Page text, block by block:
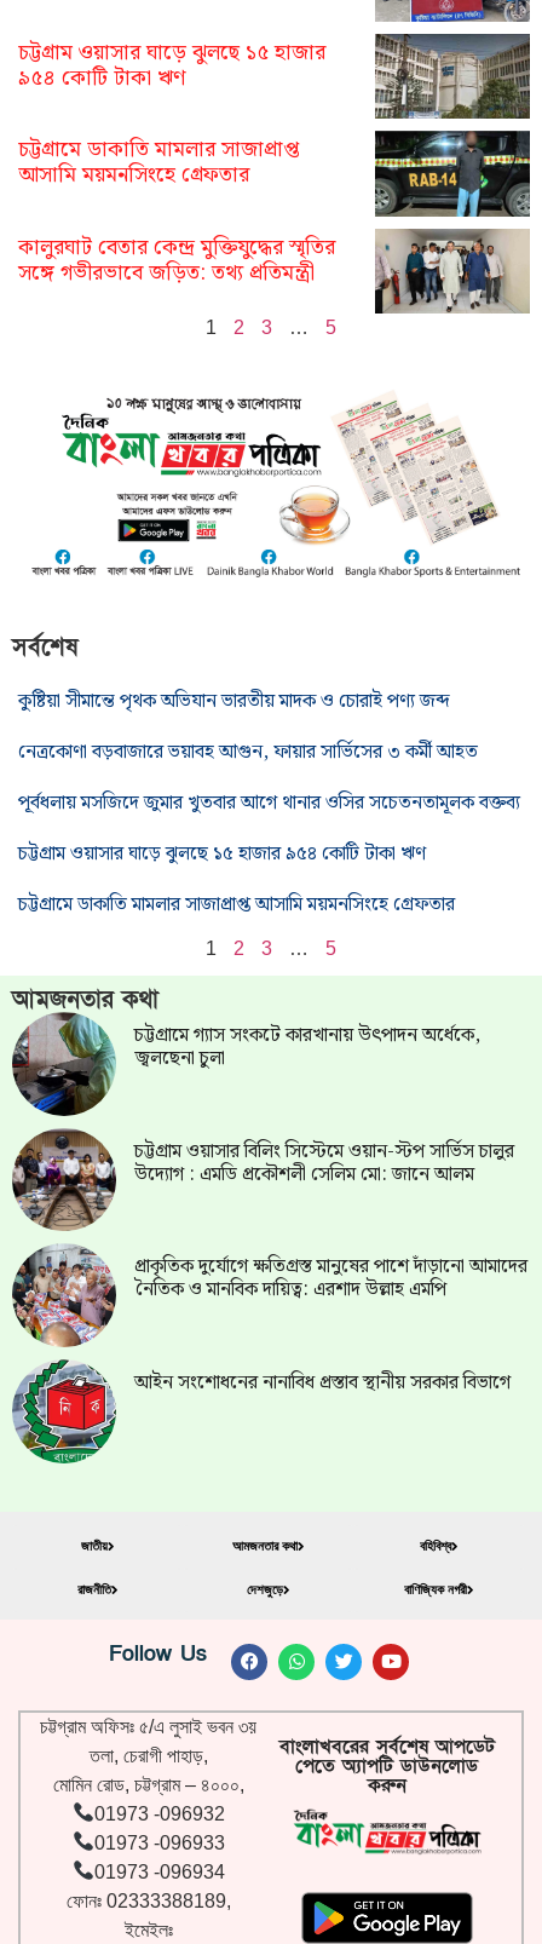
চট্টগ্রাম ওয়াসার ঘাড়ে ঝুলছে ১৫ হাজার
৯৫৪ কোটি টাকা ঋণ
চট্টগ্রামে ডাকাতি মামলার সাজাপ্রাপ্ত
আসামি ময়মনসিংহে গ্রেফতার
কালুরঘাট বেতার কেন্দ্র মুক্তিযুদ্ধের স্মৃতির
সঙ্গে গভীরভাবে জড়িত: তথ্য প্রতিমন্ত্রী
1 2 3 … 5
সর্বশেষ
কুষ্টিয়া সীমান্তে পৃথক অভিযান ভারতীয় মাদক ও চোরাই পণ্য জব্দ
নেত্রকোণা বড়বাজারে ভয়াবহ আগুন, ফায়ার সার্ভিসের ৩ কর্মী আহত
পূর্বধলায় মসজিদে জুমার খুতবার আগে থানার ওসির সচেতনতামূলক বক্তব্য
চট্টগ্রাম ওয়াসার ঘাড়ে ঝুলছে ১৫ হাজার ৯৫৪ কোটি টাকা ঋণ
চট্টগ্রামে ডাকাতি মামলার সাজাপ্রাপ্ত আসামি ময়মনসিংহে গ্রেফতার
1 2 3 … 5
আমজনতার কথা
চট্টগ্রামে গ্যাস সংকটে কারখানায় উৎপাদন অর্ধেকে,
জ্বলছেনা চুলা
চট্টগ্রাম ওয়াসার বিলিং সিস্টেমে ওয়ান-স্টপ সার্ভিস চালুর
উদ্যোগ : এমডি প্রকৌশলী সেলিম মো: জানে আলম
প্রাকৃতিক দুর্যোগে ক্ষতিগ্রস্ত মানুষের পাশে দাঁড়ানো আমাদের
নৈতিক ও মানবিক দায়িত্ব: এরশাদ উল্লাহ এমপি
আইন সংশোধনের নানাবিধ প্রস্তাব স্থানীয় সরকার বিভাগে
জাতীয়
রাজনীতি
আমজনতার কথা
দেশজুড়ে
বহিবিশ্ব
বাণিজ্যিক নগরী
Follow Us
চট্টগ্রাম অফিসঃ ৫/এ লুসাই ভবন ৩য়
তলা, চেরাগী পাহাড়,
মোমিন রোড, চট্টগ্রাম – ৪০০০,
01973 -096932
01973 -096933
01973 -096934
ফোনঃ 02333388189,
ইমেইলঃ
বাংলাখবরের সর্বশেষ আপডেট
পেতে অ্যাপটি ডাউনলোড
করুন